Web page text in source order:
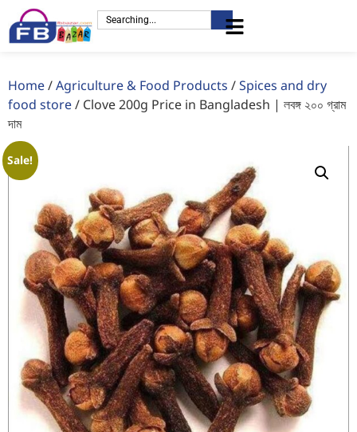
Home/Agriculture & Food Products /Spices and dry
food store/ Clove 200g Price in Bangladesh | লবঙ্গ ২০০ গ্রাম
দাম
Sale!